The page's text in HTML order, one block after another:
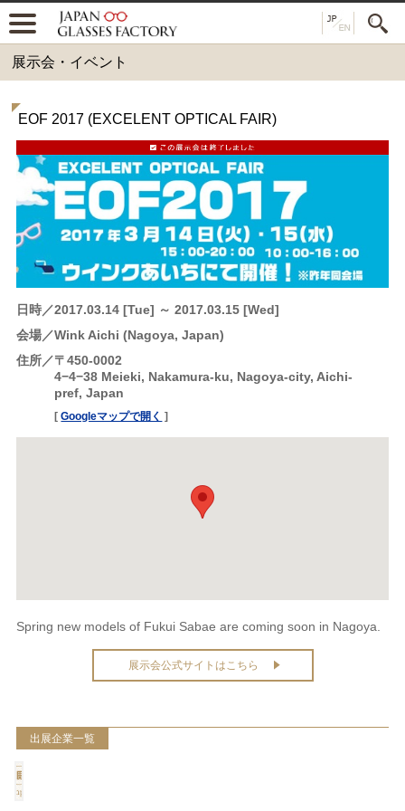
展示会・イベント
EOF 2017 (EXCELENT OPTICAL FAIR)
日時
2017.03.14 [Tue] ～ 2017.03.15 [Wed]
会場
Wink Aichi (Nagoya, Japan)
住所
〒450-0002
4−4−38 Meieki, Nakamura-ku, Nagoya-city, Aichi-
pref, Japan
[Googleマップで開く ]
Spring new models of Fukui Sabae are coming soon in Nagoya.
展示会公式サイトはこちら
出展企業一覧